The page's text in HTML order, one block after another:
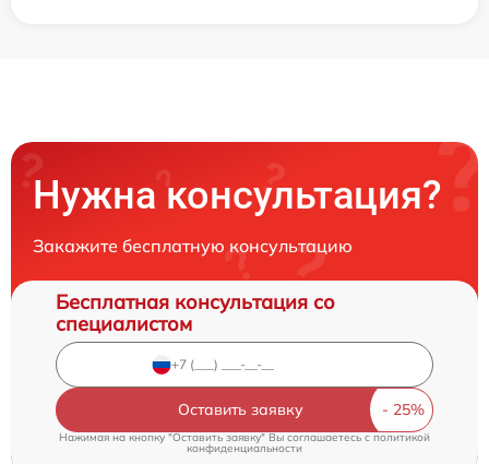
Нужна консультация?
Закажите бесплатную консультацию
Бесплатная консультация со
специалистом
Оставить заявку
Нажимая на кнопку "Оставить заявку" Вы соглашаетесь cполитикой
конфиденциальности